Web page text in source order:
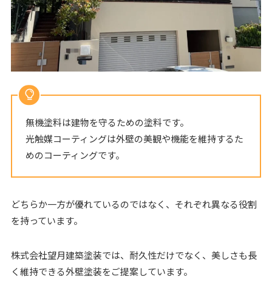
無機塗料は建物を守るための塗料です。
光触媒コーティングは外壁の美観や機能を維持するた
めのコーティングです。
どちらか一方が優れているのではなく、それぞれ異なる役割
を持っています。
株式会社望月建築塗装では、耐久性だけでなく、美しさも長
く維持できる外壁塗装をご提案しています。